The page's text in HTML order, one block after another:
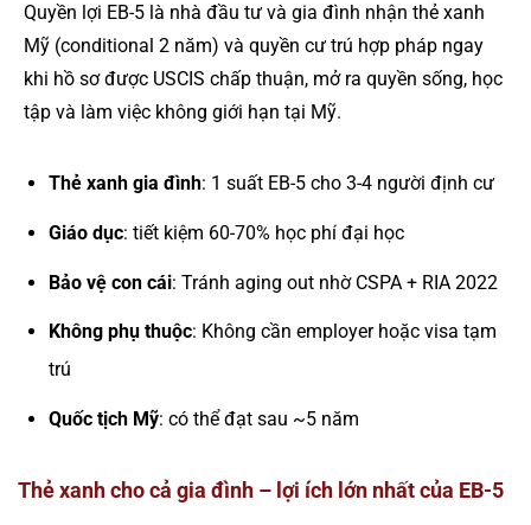
Quyền lợi EB-5 là nhà đầu tư và gia đình nhận thẻ xanh
Mỹ (conditional 2 năm) và quyền cư trú hợp pháp ngay
khi hồ sơ được USCIS chấp thuận, mở ra quyền sống, học
tập và làm việc không giới hạn tại Mỹ.
Thẻ xanh gia đình: 1 suất EB-5 cho 3-4 người định cư
Giáo dục: tiết kiệm 60-70% học phí đại học
Bảo vệ con cái: Tránh aging out nhờ CSPA + RIA 2022
Không phụ thuộc: Không cần employer hoặc visa tạm
trú
Quốc tịch Mỹ: có thể đạt sau ~5 năm
Thẻ xanh cho cả gia đình – lợi ích lớn nhất của EB-5